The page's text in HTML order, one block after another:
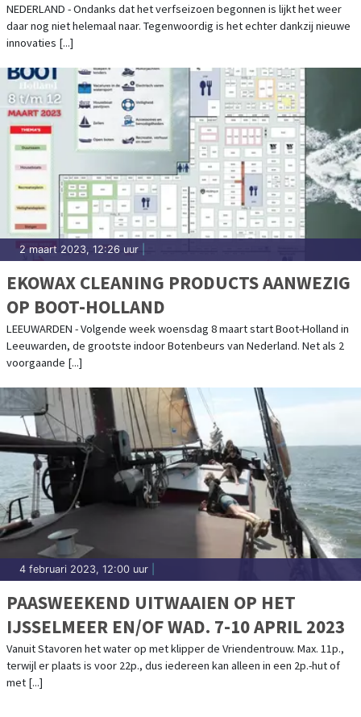
NEDERLAND - Ondanks dat het verfseizoen begonnen is lijkt het weer
daar nog niet helemaal naar. Tegenwoordig is het echter dankzij nieuwe
innovaties [...]
2 maart 2023, 12:26 uur
EKOWAX CLEANING PRODUCTS AANWEZIG
OP BOOT-HOLLAND
LEEUWARDEN - Volgende week woensdag 8 maart start Boot-Holland in
Leeuwarden, de grootste indoor Botenbeurs van Nederland. Net als 2
voorgaande [...]
4 februari 2023, 12:00 uur
PAASWEEKEND UITWAAIEN OP HET
IJSSELMEER EN/OF WAD. 7-10 APRIL 2023
Vanuit Stavoren het water op met klipper de Vriendentrouw. Max. 11p.,
terwijl er plaats is voor 22p., dus iedereen kan alleen in een 2p.-hut of
met [...]